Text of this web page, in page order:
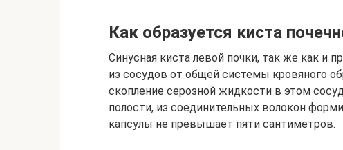
Как образуется киста
Синусная киста левой почки, так же как и
из сосудов от общей системы кровяного
скопление серозной жидкости в этом
полости, из соединительных волокон
капсулы не превышает пяти сантиметров.